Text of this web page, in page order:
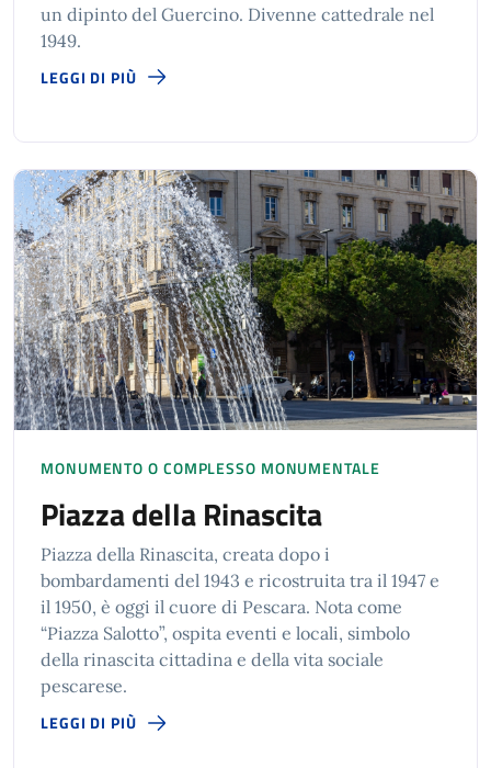
un dipinto del Guercino. Divenne cattedrale nel
1949.
LEGGI DI PIÙ
MONUMENTO O COMPLESSO MONUMENTALE
Piazza della Rinascita
Piazza della Rinascita, creata dopo i
bombardamenti del 1943 e ricostruita tra il 1947 e
il 1950, è oggi il cuore di Pescara. Nota come
“Piazza Salotto”, ospita eventi e locali, simbolo
della rinascita cittadina e della vita sociale
pescarese.
LEGGI DI PIÙ